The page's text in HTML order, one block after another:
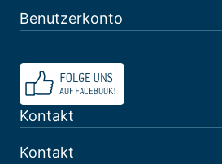
Benutzerkonto
Kontakt
Kontakt